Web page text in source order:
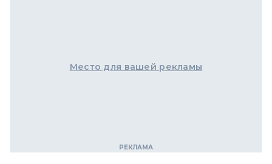
Место для вашей рекламы